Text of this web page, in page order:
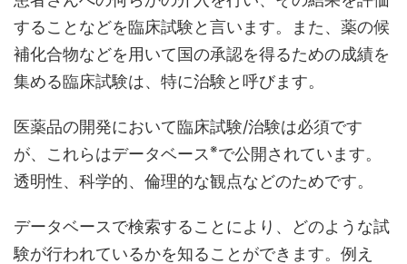
することなどを臨床試験と言います。また、薬の候
補化合物などを用いて国の承認を得るための成績を
集める臨床試験は、特に治験と呼びます。
医薬品の開発において臨床試験/治験は必須です
が、これらはデータベース※で公開されています。
透明性、科学的、倫理的な観点などのためです。
データベースで検索することにより、どのような試
験が行われているかを知ることができます。例え